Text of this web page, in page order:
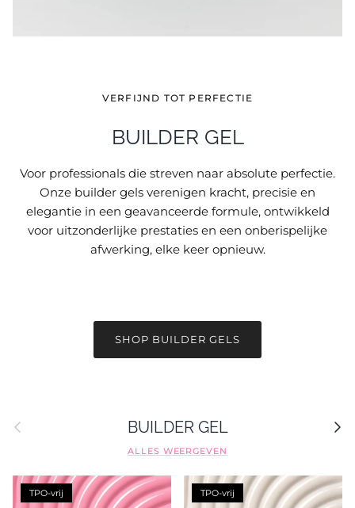
VERFIJND TOT PERFECTIE
BUILDER GEL
Voor professionals die streven naar absolute perfectie.
Onze builder gels verenigen kracht, precisie en
elegantie in een geavanceerde formule, ontwikkeld
voor uitzonderlijke prestaties en een onberispelijke
afwerking, elke keer opnieuw.
SHOP BUILDER GELS
Vorige BUILDER GEL
ALLES WEERGEVEN
TPO-vrij TPO-vrij